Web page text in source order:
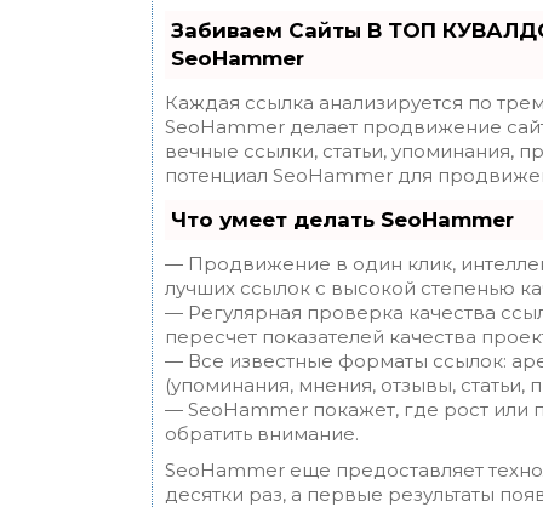
Забиваем Сайты В ТОП
SeoHammer
Каждая ссылка анализируется по
SeoHammer делает продвижение
вечные ссылки, статьи, упоминания,
потенциал SeoHammer для
Что умеет делать SeoHammer
— Продвижение в один клик,
лучших ссылок с высокой степенью
— Регулярная проверка качества
пересчет показателей качества
— Все известные форматы ссылок:
(упоминания, мнения, отзывы, статьи,
— SeoHammer покажет, где рост или
обратить внимание.
SeoHammer еще предоставляет
десятки раз, а первые результаты